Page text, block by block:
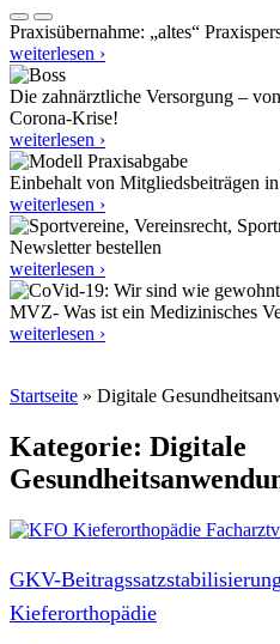
Praxisübernahme: „altes“
weiterlesen ›
Die zahnärztliche Versorgung –
Corona-Krise!
weiterlesen ›
Einbehalt von Mitgliedsbeiträgen
weiterlesen ›
Newsletter bestellen
weiterlesen ›
MVZ- Was ist ein Medizinisches
weiterlesen ›
Startseite » Digitale
Kategorie: Digitale
GKV-
Kieferorthopädie